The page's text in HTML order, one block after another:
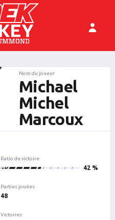
Nom du joueur
Michael
Michel
Marcoux
Ratio de victoire
20 42 %
Parties jouées
48
Victoires